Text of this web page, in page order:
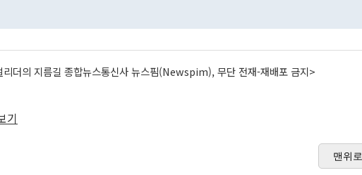
리더의 지름길 종합뉴스통신사 뉴스핌(Newspim), 무단 전재-재배포 금지>
기
맨위로